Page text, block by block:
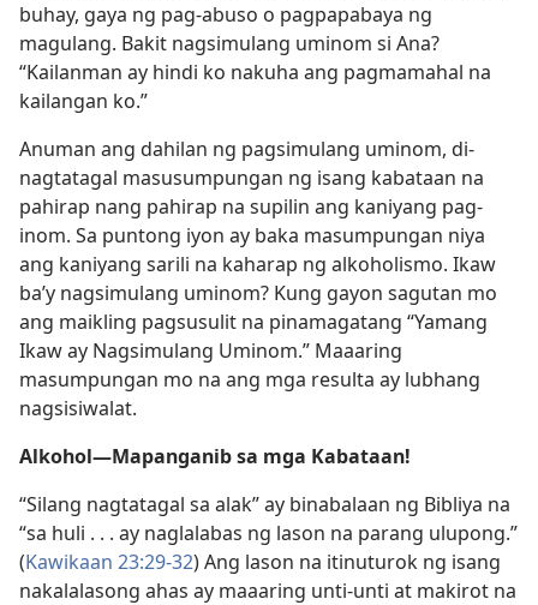
buhay, gaya ng pag-abuso o pagpapabaya ng
magulang. Bakit nagsimulang uminom si Ana?
“Kailanman ay hindi ko nakuha ang pagmamahal na
kailangan ko.”
Anuman ang dahilan ng pagsimulang uminom, di-
nagtatagal masusumpungan ng isang kabataan na
pahirap nang pahirap na supilin ang kaniyang pag-
inom. Sa puntong iyon ay baka masumpungan niya
ang kaniyang sarili na kaharap ng alkoholismo. Ikaw
ba’y nagsimulang uminom? Kung gayon sagutan mo
ang maikling pagsusulit na pinamagatang “Yamang
Ikaw ay Nagsimulang Uminom.” Maaaring
masumpungan mo na ang mga resulta ay lubhang
nagsisiwalat.
Alkohol​—Mapanganib sa mga Kabataan!
“Silang nagtatagal sa alak” ay binabalaan ng Bibliya na
“sa huli . . . ay naglalabas ng lason na parang ulupong.”
(Kawikaan 23:29-32) Ang lason na itinuturok ng isang
nakalalasong ahas ay maaaring unti-unti at makirot na